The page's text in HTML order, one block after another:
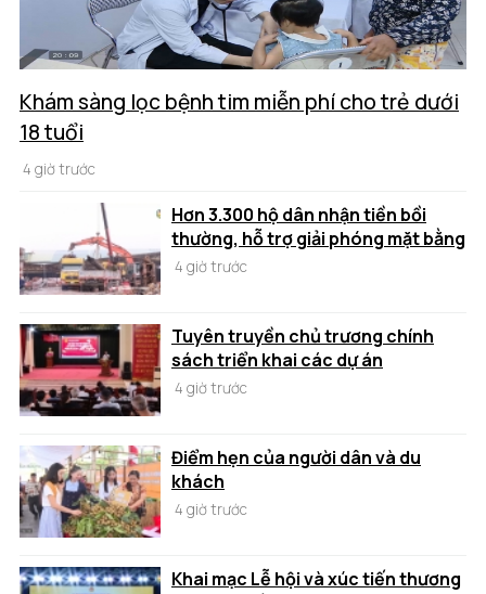
Khám sàng lọc bệnh tim miễn phí cho trẻ dưới
18 tuổi
4 giờ trước
Hơn 3.300 hộ dân nhận tiền bồi
thường, hỗ trợ giải phóng mặt bằng
4 giờ trước
Tuyên truyền chủ trương chính
sách triển khai các dự án
4 giờ trước
Điểm hẹn của người dân và du
khách
4 giờ trước
Khai mạc Lễ hội và xúc tiến thương